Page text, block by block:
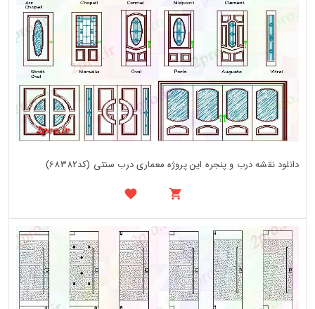
دانلود نقشه درب و پنجره این پروژه معماری درب سنتی (کد68382)